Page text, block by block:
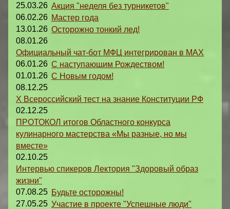
25.03.26 Акция "неделя без турникетов"
06.02.26 Мастер года
13.01.26 Осторожно тонкий лед!
08.01.26
Официальный чат-бот МФЦ интегрирован в MAX
06.01.26 С наступающим Рождеством!
01.01.26 С Новым годом!
08.12.25
X Всероссийский тест на знание Конституции РФ
02.12.25
ПРОТОКОЛ итогов Областного конкурса
кулинарного мастерства «Мы разные, но мы
вместе»
02.10.25
Интервью спикеров Лектория "Здоровый образ
жизни"
07.08.25 Будьте осторожны!
27.05.25 Участие в проекте "Успешные люди"